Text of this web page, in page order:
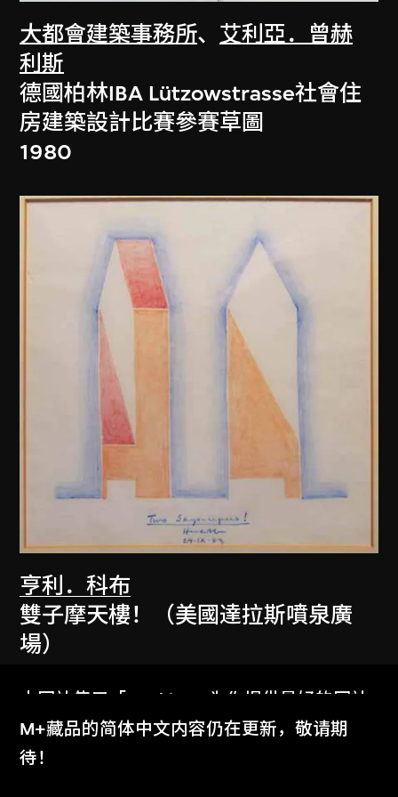
大都會建築事務所、 艾利亞．曾赫
利斯
德國柏林IBA Lützowstrasse社會住
房建築設計比賽參賽草圖
1980
亨利．科布
雙子摩天樓！（美國達拉斯噴泉廣
場）
本网站使用「Cookies」为你提供最好的网站
体验。
了解更多
M+藏品的简体中文内容仍在更新，敬请期
待！